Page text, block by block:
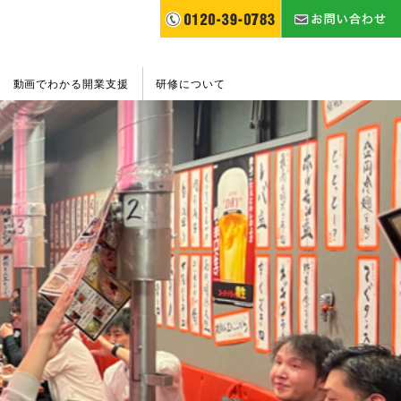
動画でわかる開業支援 研修について